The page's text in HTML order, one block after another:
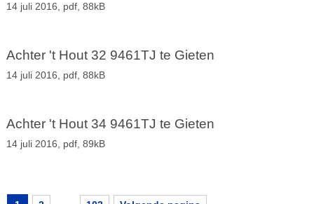
14 juli 2016, pdf, 88kB
Achter 't Hout 32 9461TJ te Gieten
14 juli 2016, pdf, 88kB
Achter 't Hout 34 9461TJ te Gieten
14 juli 2016, pdf, 89kB